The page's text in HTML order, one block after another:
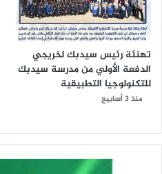
تهنئة رئيس سيدبك لخريجي
الدفعة الأولي من مدرسة سيدبك
للتكنولوجيا التطبيقية
منذ 3 أسابيع